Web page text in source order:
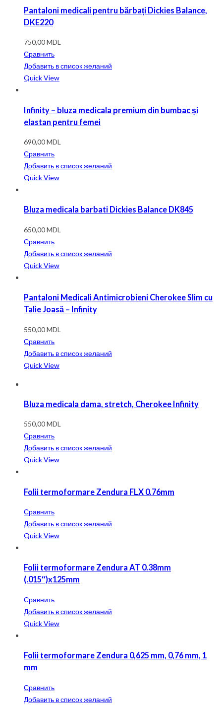
Pantaloni medicali pentru bărbați Dickies Balance,
DKE220
750,00MDL
Сравнить
Добавить в список желаний
Quick View
Infinity – bluza medicala premium din bumbac și
elastan pentru femei
690,00MDL
Сравнить
Добавить в список желаний
Quick View
Bluza medicala barbati Dickies Balance DK845
650,00MDL
Сравнить
Добавить в список желаний
Quick View
Pantaloni Medicali Antimicrobieni Cherokee Slim cu
Talie Joasă – Infinity
550,00MDL
Сравнить
Добавить в список желаний
Quick View
Bluza medicala dama, stretch, Cherokee Infinity
550,00MDL
Сравнить
Добавить в список желаний
Quick View
Folii termoformare Zendura FLX 0.76mm
Сравнить
Добавить в список желаний
Quick View
Folii termoformare Zendura AT 0.38mm
(.015″)x125mm
Сравнить
Добавить в список желаний
Quick View
Folii termoformare Zendura 0,625 mm, 0,76 mm, 1
mm
Сравнить
Добавить в список желаний